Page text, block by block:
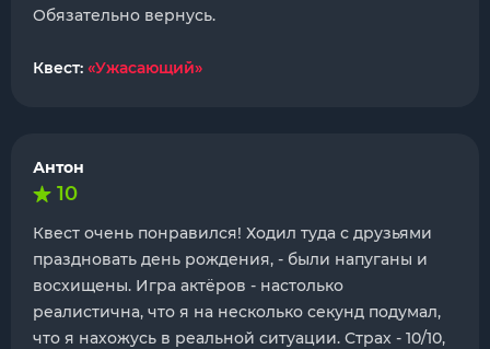
Обязательно вернусь.
Квест: «Ужасающий»
Антон
10
Квест очень понравился! Ходил туда с друзьями
праздновать день рождения, - были напуганы и
восхищены. Игра актёров - настолько
реалистична, что я на несколько секунд подумал,
что я нахожусь в реальной ситуации. Страх - 10/10,